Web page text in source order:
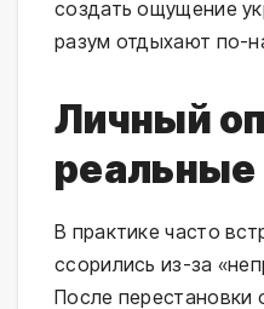
создать ощущение
разум отдыхают по-
Личный
реальные
В практике часто
ссорились из-за
После перестановки